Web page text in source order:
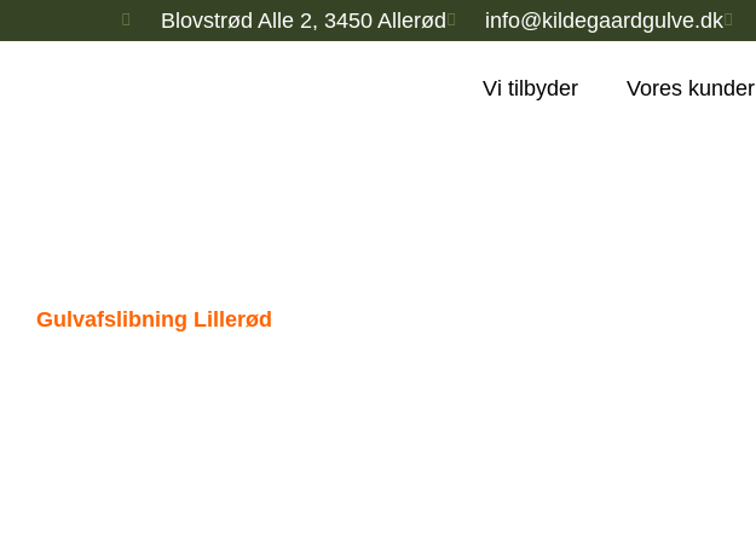
Blovstrød Alle 2, 3450 Allerød info@kildegaardgulve.dk
Vi tilbyder Vores kunder
Gulvafslibning Lillerød